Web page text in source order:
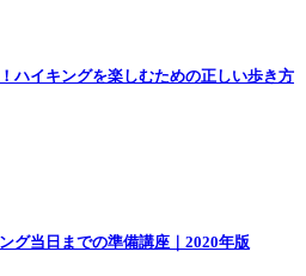
ハイキングを楽しむための正しい歩き方
グ当日までの準備講座｜2020年版